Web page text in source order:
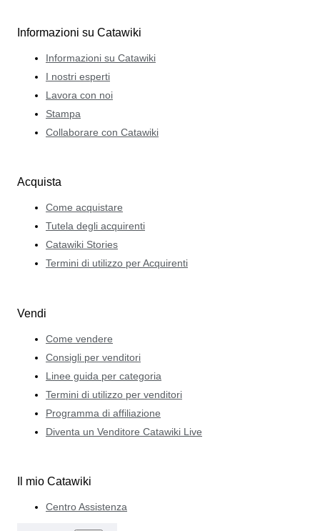
Informazioni su Catawiki
Informazioni su Catawiki
I nostri esperti
Lavora con noi
Stampa
Collaborare con Catawiki
Acquista
Come acquistare
Tutela degli acquirenti
Catawiki Stories
Termini di utilizzo per Acquirenti
Vendi
Come vendere
Consigli per venditori
Linee guida per categoria
Termini di utilizzo per venditori
Programma di affiliazione
Diventa un Venditore Catawiki Live
Il mio Catawiki
Centro Assistenza